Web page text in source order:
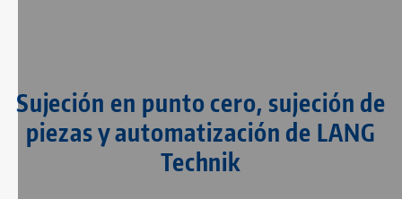
Sujeción en punto cero, sujeción de
piezas y automatización de LANG
Technik